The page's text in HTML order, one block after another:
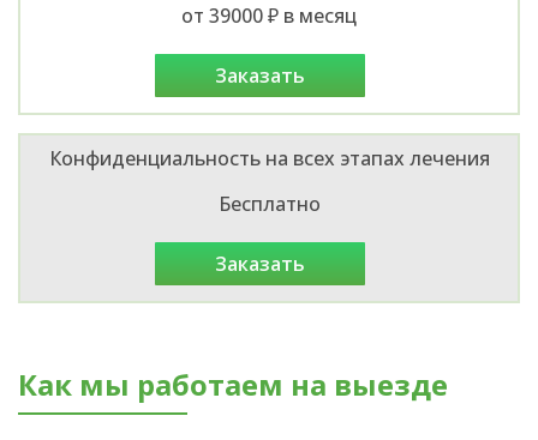
от 39000 ₽ в месяц
заказать
Конфиденциальность на всех этапах лечения
Бесплатно
заказать
Как мы работаем на выезде